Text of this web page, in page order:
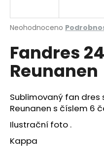
Průměrné
produktu
je
0,0
hvězdiček.
Neohodnoceno
Fandres
Reunanen
Sublimovaný fan dres
Reunanen s číslem 6
Ilustrační foto .
Kappa
j
t
?